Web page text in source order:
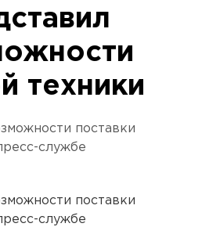
техники
поставки
службе
поставки
службе